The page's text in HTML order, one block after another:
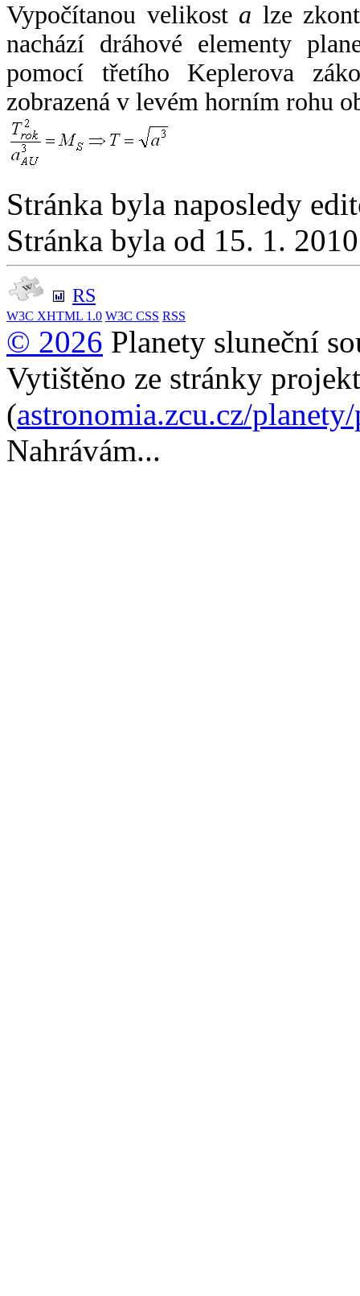
Vypočítanou velikost a lze
nachází dráhové elementy
pomocí třetího Keplerova
zobrazená v levém horním rohu
Stránka byla naposledy
Stránka byla od 15. 1.
RS
W3C XHTML 1.0 W3C CSS RSS
© 2026 Planety sluneční
Vytištěno ze stránky
(astronomia.zcu.cz/
Nahrávám...